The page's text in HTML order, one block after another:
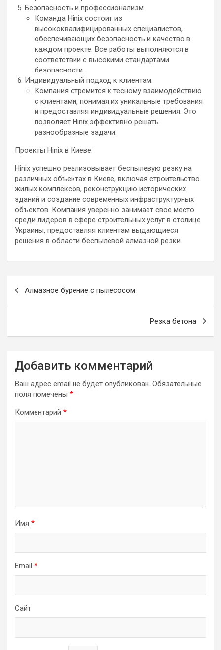
Безопасность и профессионализм.
Команда Hinix состоит из
высококвалифицированных специалистов,
обеспечивающих безопасность и качество в
каждом проекте. Все работы выполняются в
соответствии с высокими стандартами
безопасности.
Индивидуальный подход к клиентам.
Компания стремится к тесному взаимодействию
с клиентами, понимая их уникальные требования
и предоставляя индивидуальные решения. Это
позволяет Hinix эффективно решать
разнообразные задачи.
Проекты Hinix в Киеве:
Hinix успешно реализовывает беспылевую резку на
различных объектах в Киеве, включая строительство
жилых комплексов, реконструкцию исторических
зданий и создание современных инфраструктурных
объектов. Компания уверенно занимает свое место
среди лидеров в сфере строительных услуг в столице
Украины, предоставляя клиентам выдающиеся
решения в области беспылевой алмазной резки.
Алмазное бурение с пылесосом
Резка бетона
Добавить комментарий
Ваш адрес email не будет опубликован. Обязательные
поля помечены *
Комментарий *
Имя *
Email *
Сайт